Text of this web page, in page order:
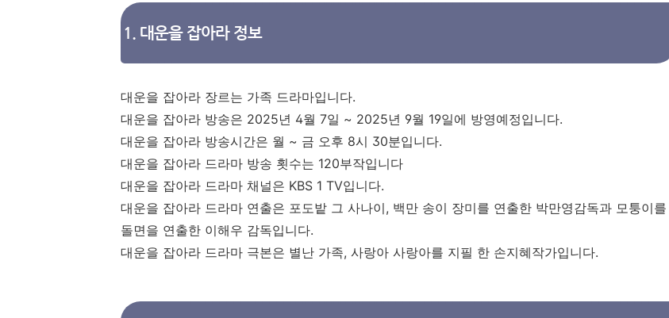
1. 대운을 잡아라 정보
대운을 잡아라 장르는 가족 드라마입니다.
대운을 잡아라 방송은 2025년 4월 7일 ~ 2025년 9월 19일에 방영예정입니다.
대운을 잡아라 방송시간은 월 ~ 금 오후 8시 30분입니다.
대운을 잡아라 드라마 방송 횟수는 120부작입니다
대운을 잡아라 드라마 채널은 KBS 1 TV입니다.
대운을 잡아라 드라마 연출은 포도밭 그 사나이, 백만 송이 장미를 연출한 박만영감독과 모퉁이를
돌면을 연출한 이해우 감독입니다.
대운을 잡아라 드라마 극본은 별난 가족, 사랑아 사랑아를 지필 한 손지혜작가입니다.